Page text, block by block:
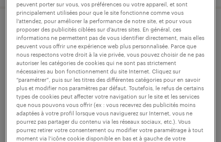
aide soignant (f/h)
bar-le-duc, meuse
intérim
1 950 € par mois
publié le 28 juillet 2026
peuvent porter sur vous, vos préférences ou votre appareil, et sont
principalement utilisées pour que le site fonctionne comme vous
l’attendez, pour améliorer la performance de notre site, et pour vous
proposer des publicités ciblées sur d’autres sites. En général, ces
informations ne permettent pas de vous identifier directement, mais elles
peuvent vous offrir une expérience web plus personnalisée. Parce que
nous respectons votre droit à la vie privée, vous pouvez choisir de ne pas
autoriser les catégories de cookies qui ne sont pas strictement
nécessaires au bon fonctionnement du site Internet. Cliquez sur
“paramétrer”, puis sur les titres des différentes catégories pour en savoir
plus et modifier nos paramètres par défaut. Toutefois, le refus de certains
types de cookies peut affecter votre navigation sur le site et les services
que nous pouvons vous offrir (ex : vous recevrez des publicités moins
adaptées à votre profil lorsque vous naviguerez sur Internet, vous ne
pourrez pas partager du contenu via les réseaux sociaux, etc.). Vous
pourrez retirer votre consentement ou modifier votre paramétrage à tout
moment via l’icône cookie disponible en bas et à gauche de votre